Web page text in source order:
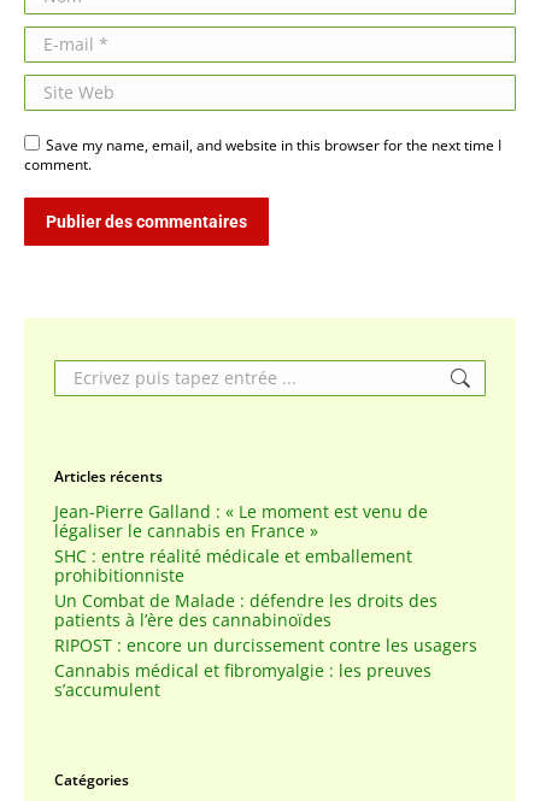
E-mail *
Site Web
Save my name, email, and website in this browser for the next time I
comment.
Publier des commentaires
Search:
Articles récents
Jean-Pierre Galland : « Le moment est venu de
légaliser le cannabis en France »
SHC : entre réalité médicale et emballement
prohibitionniste
Un Combat de Malade : défendre les droits des
patients à l’ère des cannabinoïdes
RIPOST : encore un durcissement contre les usagers
Cannabis médical et fibromyalgie : les preuves
s’accumulent
Catégories